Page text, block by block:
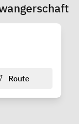
Route